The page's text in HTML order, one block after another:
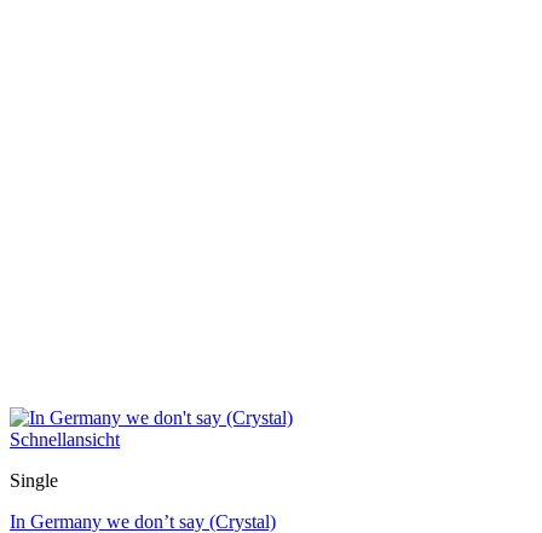
Schnellansicht
Single
In Germany we don’t say (Crystal)